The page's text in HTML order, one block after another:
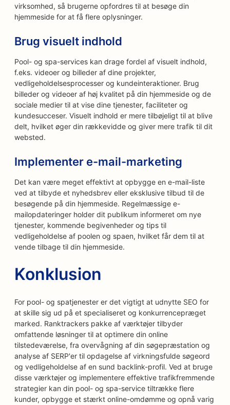
virksomhed, så brugerne opfordres til at besøge din
hjemmeside for at få flere oplysninger.
Brug visuelt indhold
Pool- og spa-services kan drage fordel af visuelt indhold,
f.eks. videoer og billeder af dine projekter,
vedligeholdelsesprocesser og kundeinteraktioner. Brug
billeder og videoer af høj kvalitet på din hjemmeside og de
sociale medier til at vise dine tjenester, faciliteter og
kundesucceser. Visuelt indhold er mere tilbøjeligt til at blive
delt, hvilket øger din rækkevidde og giver mere trafik til dit
websted.
Implementer e-mail-marketing
Det kan være meget effektivt at opbygge en e-mail-liste
ved at tilbyde et nyhedsbrev eller eksklusive tilbud til de
besøgende på din hjemmeside. Regelmæssige e-
mailopdateringer holder dit publikum informeret om nye
tjenester, kommende begivenheder og tips til
vedligeholdelse af poolen og spaen, hvilket får dem til at
vende tilbage til din hjemmeside.
Konklusion
For pool- og spatjenester er det vigtigt at udnytte SEO for
at skille sig ud på et specialiseret og konkurrencepræget
marked. Ranktrackers pakke af værktøjer tilbyder
omfattende løsninger til at optimere din online
tilstedeværelse, fra overvågning af din søgepræstation og
analyse af SERP'er til opdagelse af virkningsfulde søgeord
og vedligeholdelse af en sund backlink-profil. Ved at bruge
disse værktøjer og implementere effektive trafikfremmende
strategier kan din pool- og spa-service tiltrække flere
kunder, opbygge et stærkt online-omdømme og opnå varig